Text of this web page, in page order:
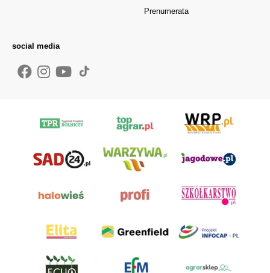
Prenumerata
social media